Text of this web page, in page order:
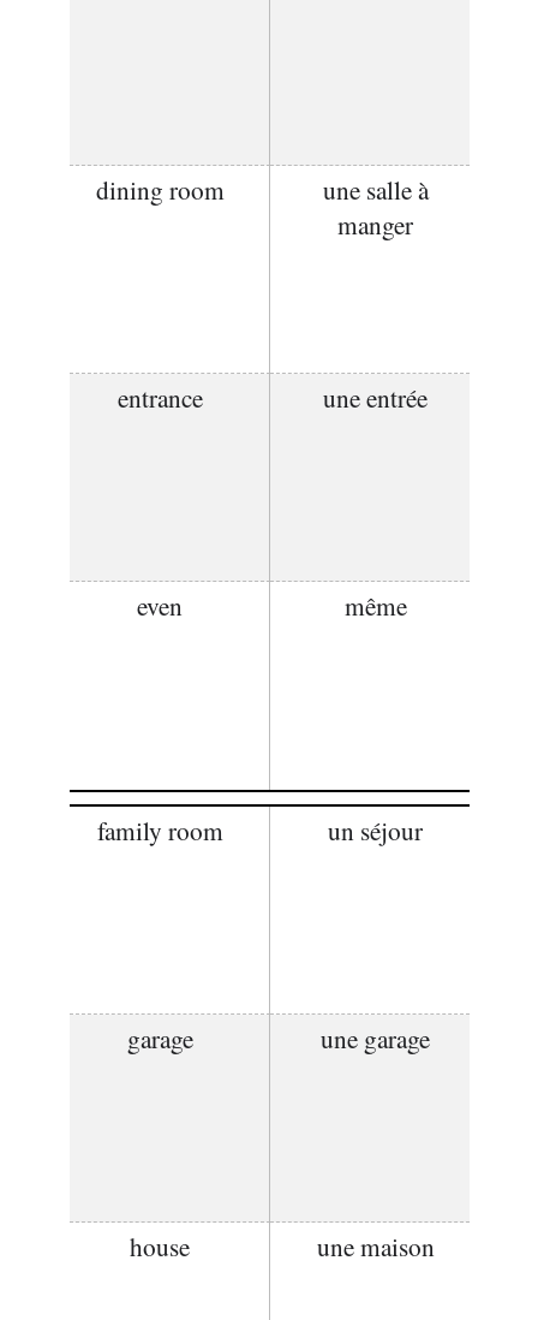
dining room
une salle à
manger
entrance une entrée
even même
family room un séjour
garage une garage
house une maison